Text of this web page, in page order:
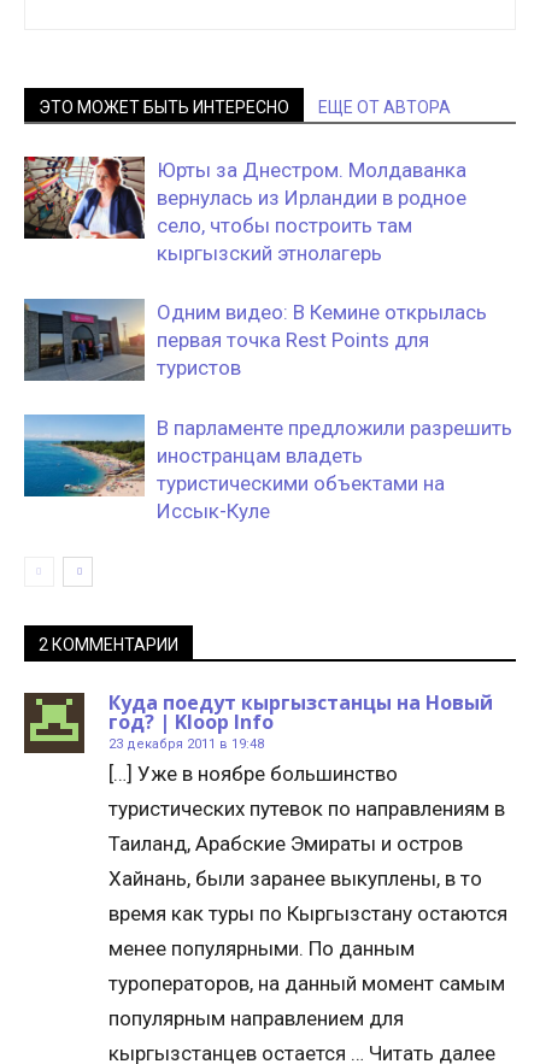
ЭТО МОЖЕТ БЫТЬ ИНТЕРЕСНО ЕЩЕ ОТ АВТОРА
Юрты за Днестром. Молдаванка
вернулась из Ирландии в родное
село, чтобы построить там
кыргызский этнолагерь
Одним видео: В Кемине открылась
первая точка Rest Points для
туристов
В парламенте предложили разрешить
иностранцам владеть
туристическими объектами на
Иссык-Куле
2 КОММЕНТАРИИ
Куда поедут кыргызстанцы на Новый
год? | Kloop Info
23 декабря 2011 в 19:48
[…] Уже в ноябре большинство
туристических путевок по направлениям в
Таиланд, Арабские Эмираты и остров
Хайнань, были заранее выкуплены, в то
время как туры по Кыргызстану остаются
менее популярными. По данным
туроператоров, на данный момент самым
популярным направлением для
кыргызстанцев остается … Читать далее